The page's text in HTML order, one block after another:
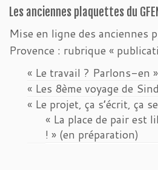
Les anciennes plaquettes du
Mise en ligne des anciennes
Provence : rubrique «
« Le travail ? Parlons-en »
« Les 8ème voyage de
« Le projet, ça s’écrit, ça
« La place de pair est
! » (en préparation)